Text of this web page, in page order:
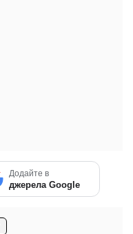
Додайте в
джерела Google